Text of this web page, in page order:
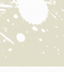
Меню